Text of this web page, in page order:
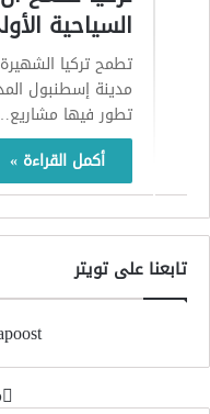
السياحية
تطمح تركيا
مدينة إسطنبول
تطور فيها
أكمل القراءة »
تابعنا على تويتر